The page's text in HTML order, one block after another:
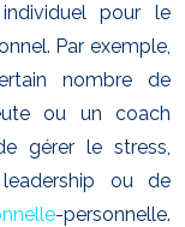
pour le
Par exemple,
nombre de
ou un coach
gérer le stress,
ou de
-personnelle.